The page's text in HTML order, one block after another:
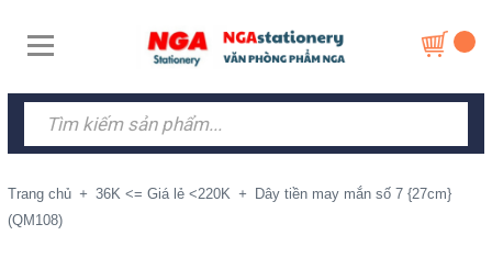
Trang chủ + 36K <= Giá lẻ <220K +
Dây tiền may mắn số 7 {27cm}
(QM108)